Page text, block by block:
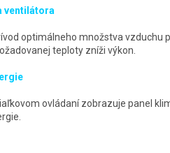
ventilátora
optimálneho množstva
teploty zníži výkon.
ovládaní zobrazuje panel